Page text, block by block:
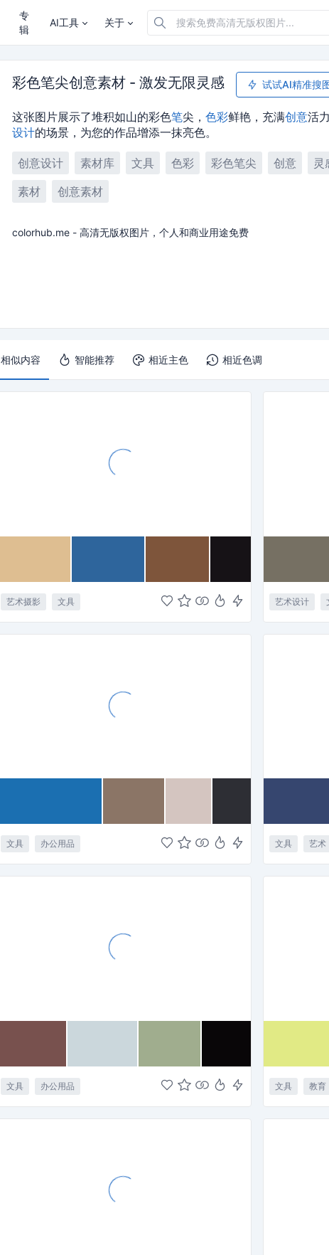
专
辑
AI工具 关于
彩色笔尖创意素材 - 激发无限灵感 试试AI精准搜
这张图片展示了堆积如山的彩色笔尖， 色彩鲜艳，充满创意活
设计的场景，为您的作品增添一抹亮色。
创意设计 素材库 文具 色彩 彩色笔尖 创意 灵
素材
创意素材
colorhub.me - 高清无版权图片，个人和商业用途免费
相似内容 智能推荐 相近主色 相近色调
艺术摄影 文具 艺术设计
文具 办公用品 文具 艺术
文具 办公用品 文具 教育